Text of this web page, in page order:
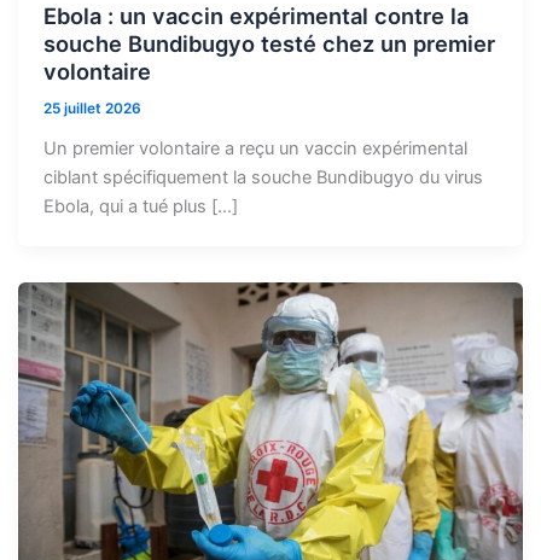
Ebola : un vaccin expérimental contre la
souche Bundibugyo testé chez un premier
volontaire
25 juillet 2026
Un premier volontaire a reçu un vaccin expérimental
ciblant spécifiquement la souche Bundibugyo du virus
Ebola, qui a tué plus […]